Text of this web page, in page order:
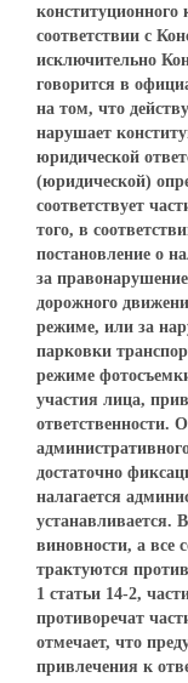
конституционного
соответствии с
исключительно
говорится в
на том, что
нарушает
юридической
(юридической)
соответствует
того, в
постановление о
за
дорожного
режиме, или за
парковки
режиме
участия лица,
ответственности.
достаточно
налагается
устанавливается.
виновности, а все
трактуются
1 статьи 14-2,
противоречат
отмечает, что
привлечения к